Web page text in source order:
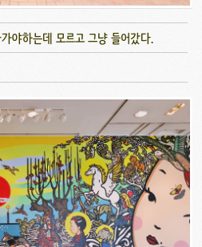
야하는데 모르고 그냥 들어갔다.